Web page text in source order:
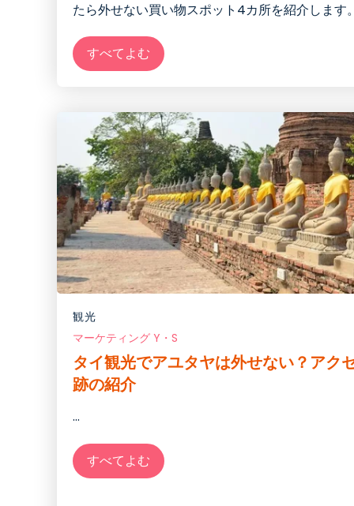
たら外せない買い物スポット4カ所を紹介します
すべてよむ
観光
マーケティング Y・S
タイ観光でアユタヤは外せない？アク
跡の紹介
...
すべてよむ